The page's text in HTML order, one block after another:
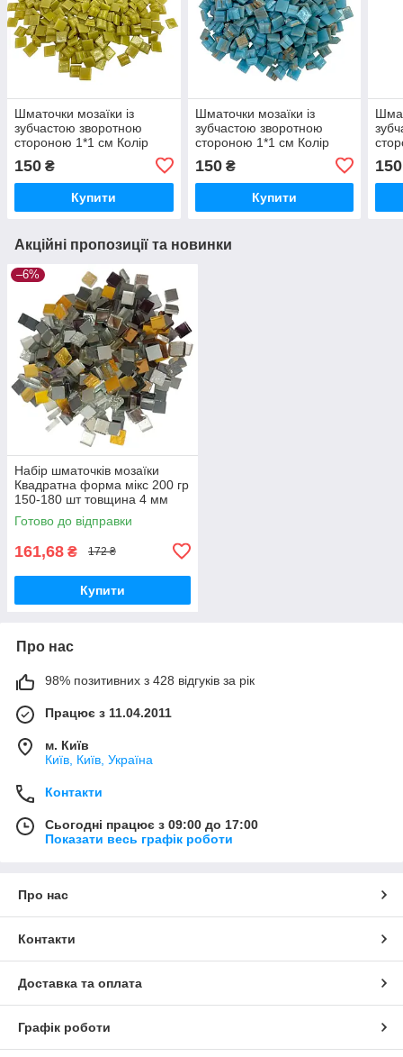
Шматочки мозаїки із
зубчастою зворотною
стороною 1*1 см Колір
грам) Форма квадрат
150 ₴
Купити
Шматочки мозаїки із
зубчастою зворотною
стороною 1*1 см Колір
блакитний із блиском (300
штук 200 грам) Форма
квадрат
150₴
Купити
150
Акційні пропозиції та новинки
–6%
Набір шматочків мозаїки
Квадратна форма мікс 200 гр
150-180 шт товщина 4 мм
Готово до відправки
161,68 ₴ 172 ₴
Купити
Про нас
98% позитивних з 428 відгуків за рік
Працює з 11.04.2011
м. Київ
Київ, Київ, Україна
Контакти
Сьогодні працює з 09:00 до 17:00
Показати весь графік роботи
Про нас
Контакти
Доставка та оплата
Графік роботи